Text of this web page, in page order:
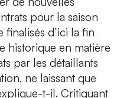
pour la saison
d’ici la fin
historique en matière
par les détaillants
ne laissant que
t-il. Critiquant